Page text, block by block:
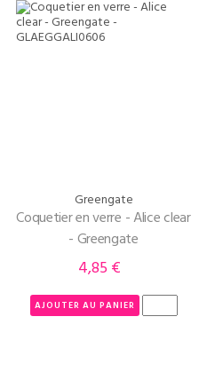
Greengate
Coquetier en verre - Alice clear
- Greengate
Prix
4,85 €
AJOUTER AU PANIER